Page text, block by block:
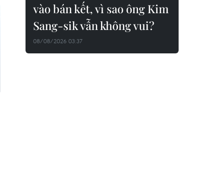
vào bán kết, vì sao ông Kim
Sang-sik vẫn không vui?
08/08/2026 03:37